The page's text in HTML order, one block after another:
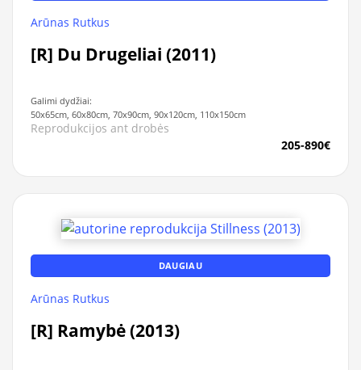
Arūnas Rutkus
[R] Du Drugeliai (2011)
Galimi dydžiai:
50x65cm, 60x80cm, 70x90cm, 90x120cm, 110x150cm
Reprodukcijos ant drobės
205-890€
DAUGIAU
Arūnas Rutkus
[R] Ramybė (2013)